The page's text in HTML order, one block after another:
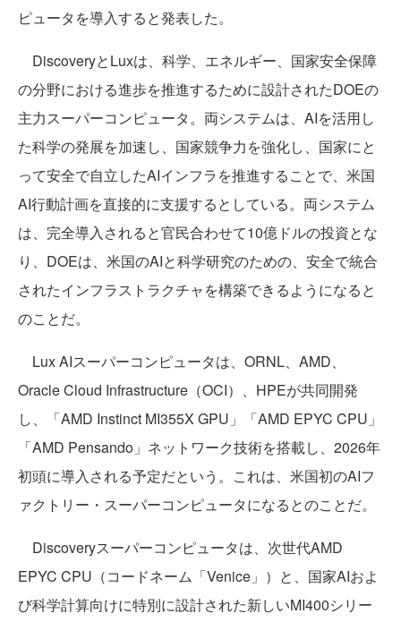
ピュータを導入すると発表した。
DiscoveryとLuxは、科学、エネルギー、国家安全保障
の分野における進歩を推進するために設計されたDOEの
主力スーパーコンピュータ。両システムは、AIを活用し
た科学の発展を加速し、国家競争力を強化し、国家にと
って安全で自立したAIインフラを推進することで、米国
AI行動計画を直接的に支援するとしている。両システム
は、完全導入されると官民合わせて10億ドルの投資とな
り、DOEは、米国のAIと科学研究のための、安全で統合
されたインフラストラクチャを構築できるようになると
のことだ。
Lux AIスーパーコンピュータは、ORNL、AMD、
Oracle Cloud Infrastructure（OCI）、HPEが共同開発
し、「AMD Instinct MI355X GPU」「AMD EPYC CPU」
「AMD Pensando」ネットワーク技術を搭載し、2026年
初頭に導入される予定だという。これは、米国初のAIフ
ァクトリー・スーパーコンピュータになるとのことだ。
Discoveryスーパーコンピュータは、次世代AMD
EPYC CPU（コードネーム「Venice」）と、国家AIおよ
び科学計算向けに特別に設計された新しいMI400シリー